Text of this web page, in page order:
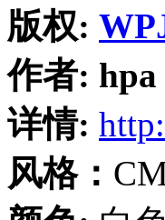
版权:
作者: hpa
详情:
风格：